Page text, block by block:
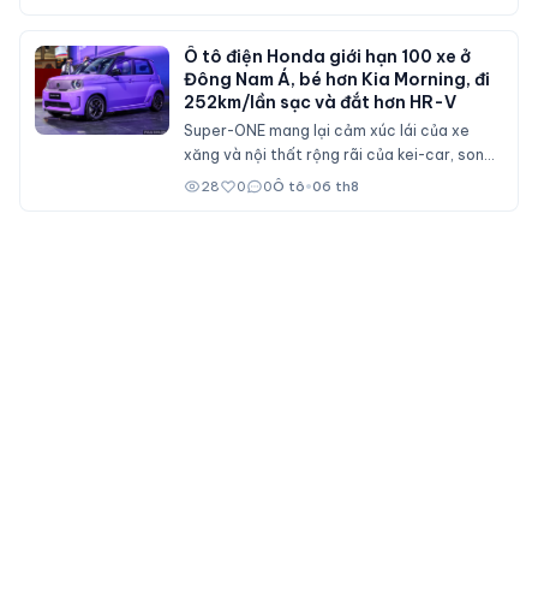
Ô tô điện Honda giới hạn 100 xe ở
Đông Nam Á, bé hơn Kia Morning, đi
252km/lần sạc và đắt hơn HR-V
Super-ONE mang lại cảm xúc lái của xe
xăng và nội thất rộng rãi của kei-car, song
không dành cho số đông bởi giá bán ngang
28 0 0Ô tô•06 th8